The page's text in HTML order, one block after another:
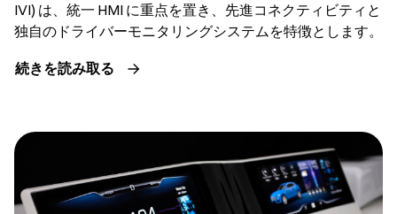
IVI) は、統一 HMI に重点を置き、先進コネクティビティと
独自のドライバーモニタリングシステムを特徴とします。
続きを読み取る